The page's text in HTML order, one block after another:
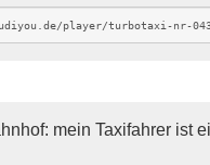
mein Taxifahrer ist